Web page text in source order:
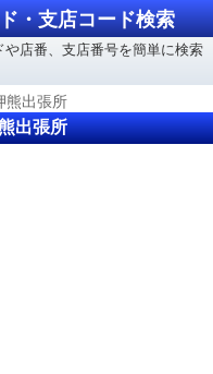
・支店コード検索
店番、支店番号を簡単に検索
熊出張所
出張所